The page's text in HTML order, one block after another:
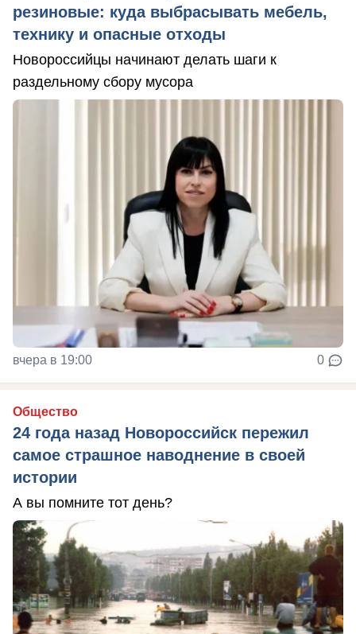
резиновые: куда выбрасывать мебель,
технику и опасные отходы
Новороссийцы начинают делать шаги к
раздельному сбору мусора
вчера в 19:00 0
Общество
24 года назад Новороссийск пережил
самое страшное наводнение в своей
истории
А вы помните тот день?